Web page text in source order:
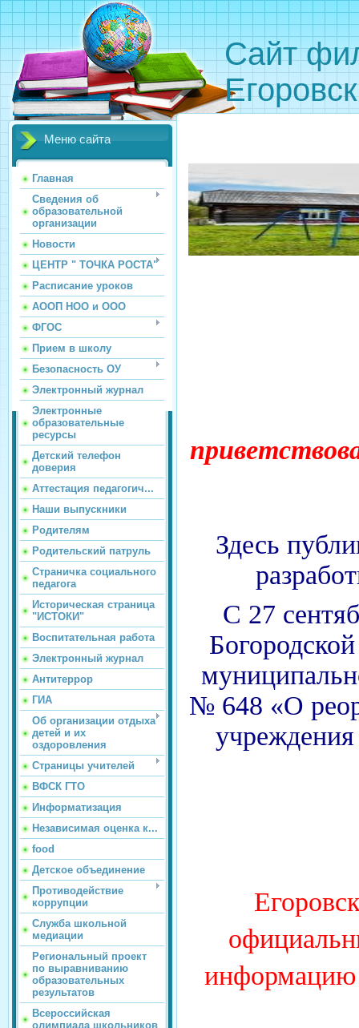
Сайт
Меню сайта
Главная
Сведения об
образовательной
организации
Новости
ЦЕНТР " ТОЧКА РОСТА"
Расписание уроков
АООП НОО и ООО
ФГОС
Прием в школу
Безопасность ОУ
Электронный журнал
Электронные
образовательные
ресурсы
Детский телефон
доверия
Аттестация педагогич...
Наши выпускники
Родителям
Родительский патруль
Страничка социального
педагога
Историческая страница
"ИСТОКИ"
Воспитательная работа
Электронный журнал
Антитеррор
ГИА
Об организации отдыха
детей и их
оздоровления
Страницы учителей
ВФСК ГТО
Информатизация
Независимая оценка к...
food
Детское объединение
Противодействие
коррупции
Служба школьной
медиации
Региональный проект
по выравниванию
образовательных
результатов
Всероссийская
олимпиада школьников
Здесь
С 27
№ 648 «О
информацию